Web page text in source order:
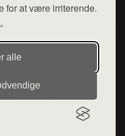
for at være irriterende.
alleudgiver en række
forskellige produkter fra
varer fra denne side - vi
Vi har heller ikke